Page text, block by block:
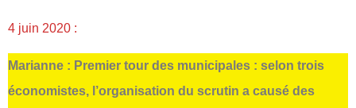
4 juin 2020 :
Marianne : Premier tour des municipales : selon trois
économistes, l’organisation du scrutin a causé des